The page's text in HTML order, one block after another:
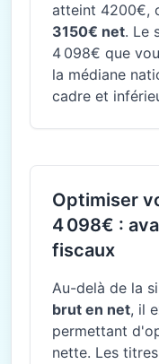
atteint 4200€,
3150€ net. Le
4 098€ que
la médiane
cadre et
Optimiser
4 098€ :
fiscaux
Au-delà de la
brut en net, il
permettant
nette. Les